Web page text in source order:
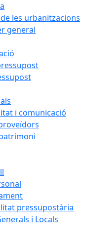
les urbanitzacions
general
i comunicació
pressupostària
i Locals